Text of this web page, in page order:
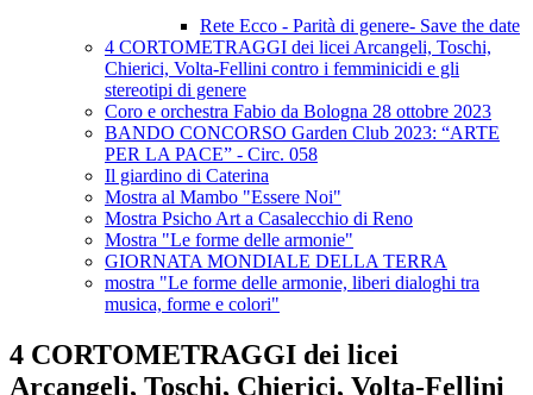
Rete Ecco - Parità di genere- Save the date
4 CORTOMETRAGGI dei licei Arcangeli, Toschi,
Chierici, Volta-Fellini contro i femminicidi e gli
stereotipi di genere
Coro e orchestra Fabio da Bologna 28 ottobre 2023
BANDO CONCORSO Garden Club 2023: “ARTE
PER LA PACE” - Circ. 058
Il giardino di Caterina
Mostra al Mambo "Essere Noi"
Mostra Psicho Art a Casalecchio di Reno
Mostra "Le forme delle armonie"
GIORNATA MONDIALE DELLA TERRA
mostra "Le forme delle armonie, liberi dialoghi tra
musica, forme e colori"
4 CORTOMETRAGGI dei licei
Arcangeli, Toschi, Chierici, Volta-Fellini